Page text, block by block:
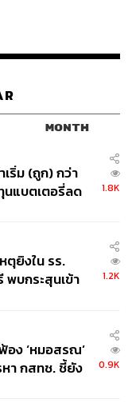
MONTH
ริ่ม (ถูก) กว่า
นแบตเตอรี่ลด
1.8K
ยิงใน รร.
พบกระสุนเข้า
1.2K
อง ‘หมอสรณ’
า กสทช. ชี้ยัง
0.9K